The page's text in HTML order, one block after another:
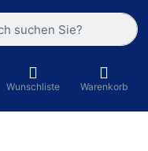
Suchbegriff ein.
Wunschliste Warenkorb